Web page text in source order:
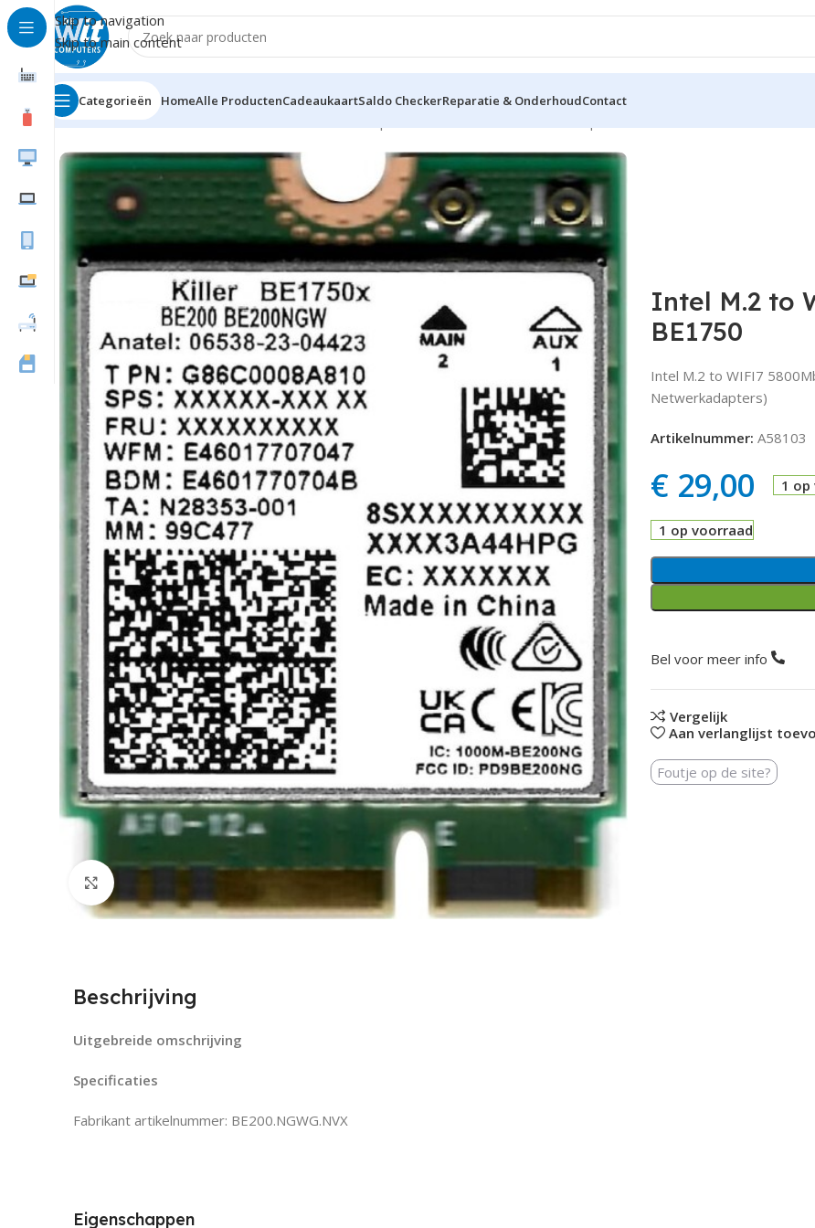
Skip to navigation
Skip to main content
Categorieën HomeAlle ProductenCadeaukaartSaldo CheckerReparatie & OnderhoudContact
Home Hardware
Intel M.2 to
BE1750
Intel M.2 to WIFI7
Netwerkadapters)
Artikelnummer: A58103
€29,00 1 op
1 op voorraad
Bel voor meer info
Vergelijk
Aan verlanglijst
Foutje op de site?
Beschrijving
Uitgebreide omschrijving
Specificaties
Fabrikant artikelnummer: BE200.NGWG.NVX
Eigenschappen